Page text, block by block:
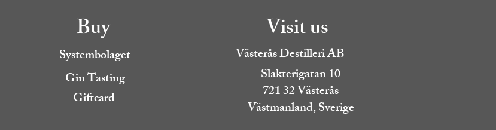
Buy
Systembolaget
Gin Tasting
Giftcard
Visit us
Västerås Destilleri AB
Slakterigatan 10
721 32 Västerås
Västmanland, Sverige